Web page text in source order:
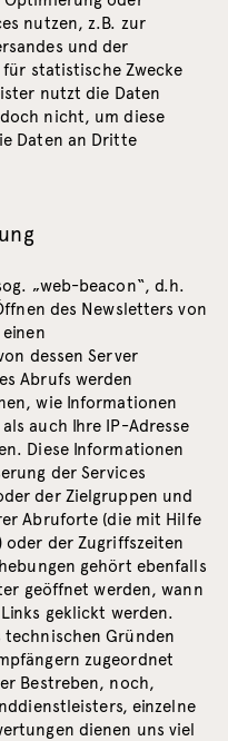
nutzen, z.B. zur
und der
statistische Zwecke
nutzt die Daten
nicht, um diese
Daten an Dritte
„web-beacon“, d.h.
des Newsletters von
dessen Server
Abrufs werden
wie Informationen
auch Ihre IP-Adresse
Diese Informationen
der Services
der Zielgruppen und
Abruforte (die mit Hilfe
oder der Zugriffszeiten
gehört ebenfalls
geöffnet werden, wann
geklickt werden.
technischen Gründen
zugeordnet
Bestreben, noch,
einzelne
dienen uns viel